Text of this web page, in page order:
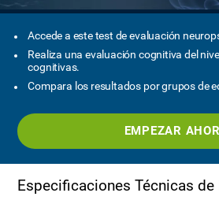
Accede a este test de evaluación
Realiza una evaluación cognitiva del
cognitivas.
Compara los resultados por grupos de
EMPEZAR
Especificaciones Técnicas de